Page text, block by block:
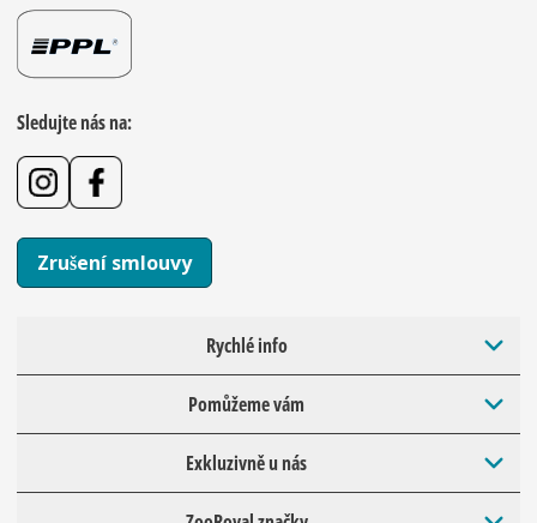
Sledujte nás na:
Zrušení smlouvy
Rychlé info
Pomůžeme vám
Exkluzivně u nás